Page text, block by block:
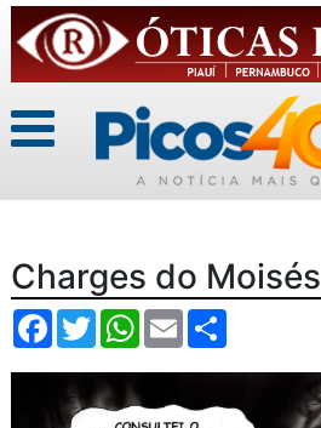
Charges do Moisés
Facebook
TwitterWhatsApp
Email Compartilhar